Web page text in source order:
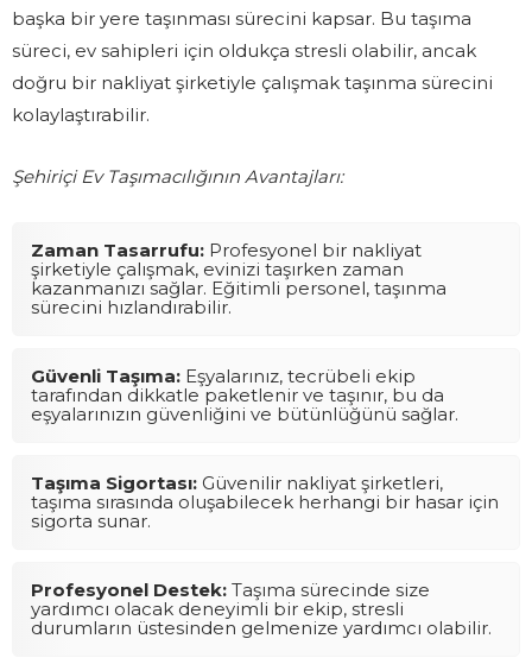
başka bir yere taşınması sürecini kapsar. Bu taşıma
süreci, ev sahipleri için oldukça stresli olabilir, ancak
doğru bir nakliyat şirketiyle çalışmak taşınma sürecini
kolaylaştırabilir.
Şehiriçi Ev Taşımacılığının Avantajları:
Zaman Tasarrufu: Profesyonel bir nakliyat
şirketiyle çalışmak, evinizi taşırken zaman
kazanmanızı sağlar. Eğitimli personel, taşınma
sürecini hızlandırabilir.
Güvenli Taşıma: Eşyalarınız, tecrübeli ekip
tarafından dikkatle paketlenir ve taşınır, bu da
eşyalarınızın güvenliğini ve bütünlüğünü sağlar.
Taşıma Sigortası: Güvenilir nakliyat şirketleri,
taşıma sırasında oluşabilecek herhangi bir hasar için
sigorta sunar.
Profesyonel Destek: Taşıma sürecinde size
yardımcı olacak deneyimli bir ekip, stresli
durumların üstesinden gelmenize yardımcı olabilir.